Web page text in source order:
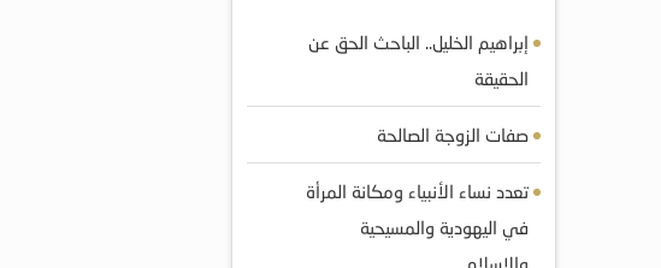
إبراهيم الخليل.. الباحث الحق عن
الحقيقة
صفات الزوجة الصالحة
تعدد نساء الأنبياء ومكانة المرأة
في اليهودية والمسيحية
والإسلام